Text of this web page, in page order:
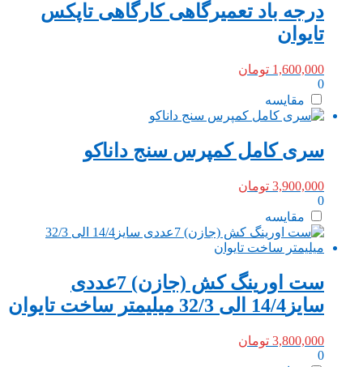
درجه باد تعمیرگاهی کارگاهی تاپکس
تایوان
1,600,000 تومان
0
مقایسه
سری کامل کمپرس سنج داناکو
3,900,000 تومان
0
مقایسه
ست اورینگ کش (جازن) 7عددی
سایز14/4 الی 32/3 میلیمتر ساخت تایوان
3,800,000 تومان
0